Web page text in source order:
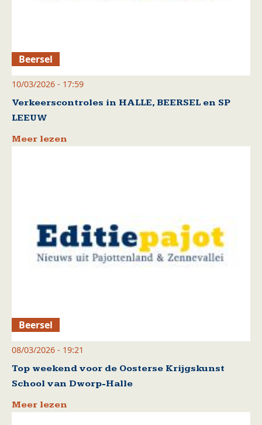
Beersel
10/03/2026 - 17:59
Verkeerscontroles in HALLE, BEERSEL en SP
LEEUW
Meer lezen
Beersel
08/03/2026 - 19:21
Top weekend voor de Oosterse Krijgskunst
School van Dworp-Halle
Meer lezen